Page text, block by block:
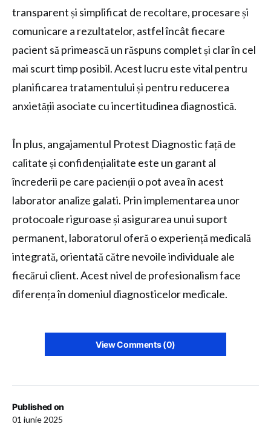
Published on
01 iunie 2025
transparent și simplificat de recoltare, procesare și
comunicare a rezultatelor, astfel încât fiecare
pacient să primească un răspuns complet și clar în cel
mai scurt timp posibil. Acest lucru este vital pentru
planificarea tratamentului și pentru reducerea
anxietății asociate cu incertitudinea diagnostică.
În plus, angajamentul Protest Diagnostic față de
calitate și confidențialitate este un garant al
încrederii pe care pacienții o pot avea în acest
laborator analize galati. Prin implementarea unor
protocoale riguroase și asigurarea unui suport
permanent, laboratorul oferă o experiență medicală
integrată, orientată către nevoile individuale ale
fiecărui client. Acest nivel de profesionalism face
diferența în domeniul diagnosticelor medicale.
View Comments (0)